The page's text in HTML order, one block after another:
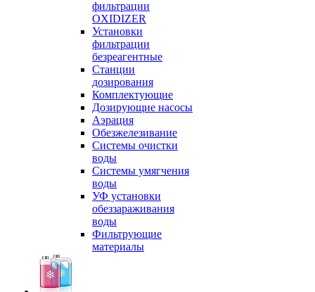
фильтрации
OXIDIZER
Установки
фильтрации
безреагентные
Станции
дозирования
Комплектующие
Дозирующие насосы
Аэрация
Обезжелезивание
Системы очистки
воды
Системы умягчения
воды
УФ установки
обеззараживания
воды
Фильтрующие
материалы